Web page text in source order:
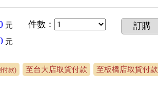
元
元
件數 ： 訂購
付款) 至台大店取貨付款 至板橋店取貨付款